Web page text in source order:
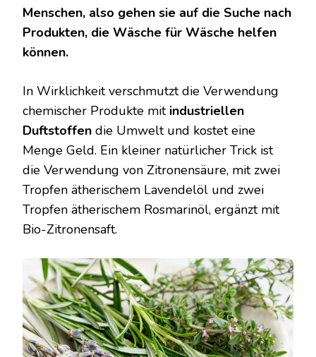
Menschen, also gehen sie auf die Suche nach
Produkten, die Wäsche für Wäsche helfen
können.
In Wirklichkeit verschmutzt die Verwendung
chemischer Produkte mit industriellen
Duftstoffen die Umwelt und kostet eine
Menge Geld. Ein kleiner natürlicher Trick ist
die Verwendung von Zitronensäure, mit zwei
Tropfen ätherischem Lavendelöl und zwei
Tropfen ätherischem Rosmarinöl, ergänzt mit
Bio-Zitronensaft.